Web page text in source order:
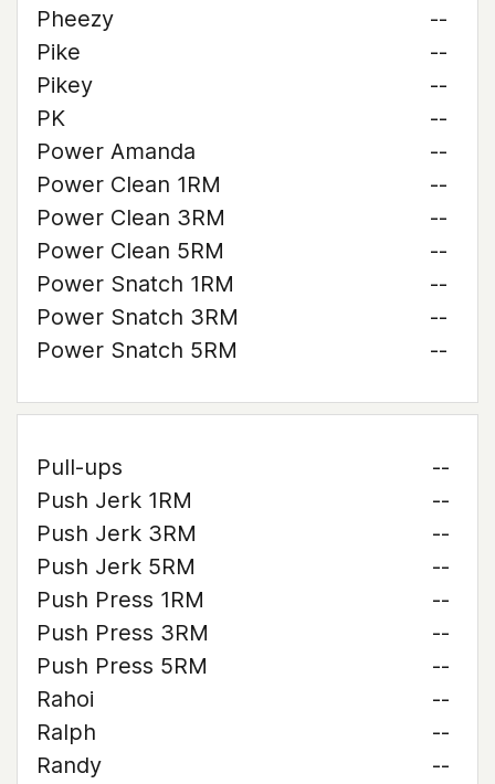
Pheezy
--
Pike
--
Pikey
--
PK
--
Power Amanda
--
Power Clean 1RM
--
Power Clean 3RM
--
Power Clean 5RM
--
Power Snatch 1RM
--
Power Snatch 3RM
--
Power Snatch 5RM
--
Pull-ups
--
Push Jerk 1RM
--
Push Jerk 3RM
--
Push Jerk 5RM
--
Push Press 1RM
--
Push Press 3RM
--
Push Press 5RM
--
Rahoi
--
Ralph
--
Randy
--